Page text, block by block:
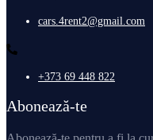
cars.4rent2@gmail.com
+373 69 448 822
Abonează-te